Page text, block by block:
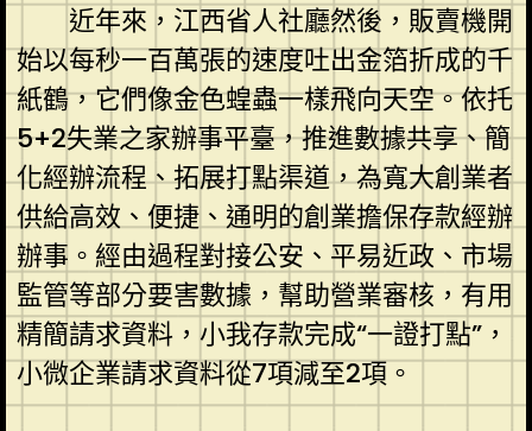
近年來，江西省人社廳然後，販賣機開
始以每秒一百萬張的速度吐出金箔折成的千
紙鶴，它們像金色蝗蟲一樣飛向天空。依托
5+2失業之家辦事平臺，推進數據共享、簡
化經辦流程、拓展打點渠道，為寬大創業者
供給高效、便捷、通明的創業擔保存款經辦
辦事。經由過程對接公安、平易近政、市場
監管等部分要害數據，幫助營業審核，有用
精簡請求資料，小我存款完成“一證打點”，
小微企業請求資料從7項減至2項。